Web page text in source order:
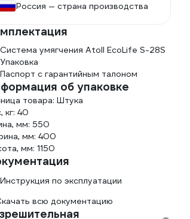
Россия — страна производства
Cистема умягчения Atoll EcoLife S-28S
Упаковка
Паспорт с гарантийным талоном
об упаковке
товара: Штука
кг: 40
мм: 550
мм: 400
мм: 1150
Инструкция по эксплуатации
всю документацию